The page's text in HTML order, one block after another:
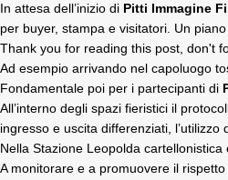
In attesa dell’inizio di Pitti Immagine
per buyer, stampa e visitatori. Un
Thank you for reading this post, don't
Ad esempio arrivando nel capoluogo
Fondamentale poi per i partecipanti di
All’interno degli spazi fieristici il
ingresso e uscita differenziati, l’utilizzo
Nella Stazione Leopolda
A monitorare e a promuovere il